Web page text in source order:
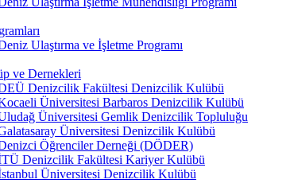
Ulaştırma ve İşletme Programı
ve Dernekleri
Denizcilik Fakültesi Denizcilik Kulübü
Üniversitesi Barbaros Denizcilik Kulübü
Üniversitesi Gemlik Denizcilik Topluluğu
Üniversitesi Denizcilik Kulübü
Öğrenciler Derneği (DÖDER)
Denizcilik Fakültesi Kariyer Kulübü
Üniversitesi Denizcilik Kulübü